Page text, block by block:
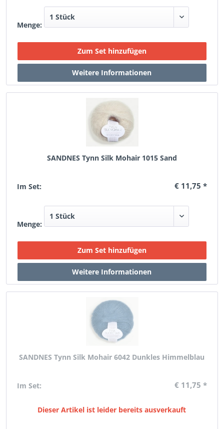
Menge:
SANDNES Tynn Silk Mohair 1015 Sand
Im Set: € 11,75 *
Menge:
SANDNES Tynn Silk Mohair 6042 Dunkles Himmelblau
Im Set: € 11,75 *
Dieser Artikel ist leider bereits ausverkauft